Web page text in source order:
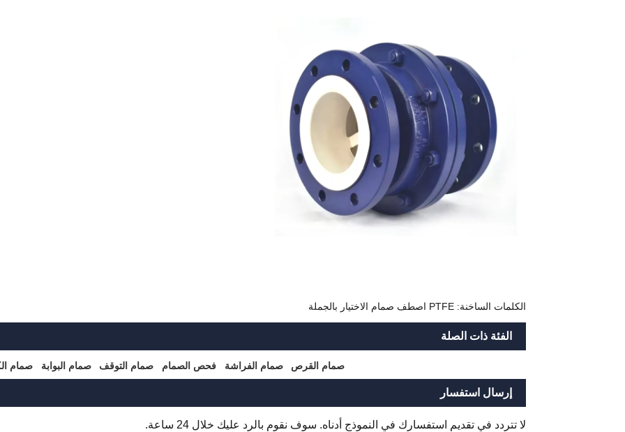
الكلمات الساخنة: PTFE اصطف صمام الاختيار بالجملة
الفئة ذات الصلة
صمام صمام البوابة صمام التوقف فحص الصمام صمام الفراشة صمام القرص
إرسال استفسار
لا تتردد في تقديم استفسارك في النموذج أدناه. سوف نقوم بالرد عليك خلال 24 ساعة.